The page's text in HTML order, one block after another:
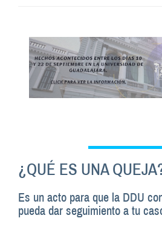
.
¿QUÉ ES UNA
Es un acto para que la DDU
pueda dar seguimiento a tu